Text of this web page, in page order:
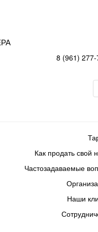
8 (961)
Как продать свой
Частозадаваемые
Наши